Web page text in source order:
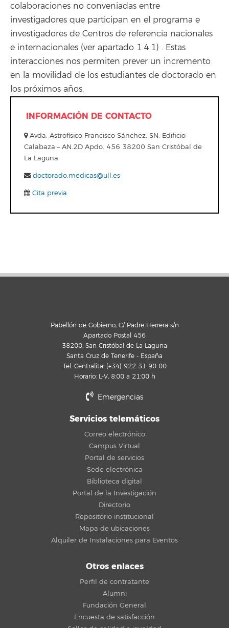
colaboraciones no conveniadas entre
investigadores que participan en el programa e
investigadores de Centros de referencia nacionales
e internacionales (ver apartado 1.4.1) . Estas
interacciones nos permiten prever un incremento
en la movilidad de los estudiantes de doctorado en
los próximos años.
INFORMACIÓN DE CONTACTO
Avda. Astrofísico Francisco Sánchez, SN. Edificio
Calabaza – AN.2D Apdo. 456 38200 San Cristóbal de
La Laguna
doctorado.medicas@ull.es
Cita previa
Pabellón de Gobierno, C/ Padre Herrera s/n
Apartado Postal 456
38200, San Cristóbal de La Laguna
Santa Cruz de Tenerife - España
Tel. Centralita: (+34) 922 31 90 00
Horario: L-V, 8:00 a 21:00 h
Emergencias
Servicios telemáticos
Correo electrónico
Campus Virtual
Portal de servicios
Sede electrónica
Biblioteca digital
Portal de la Investigación
Directorio
Repositorio institucional
Mapa de ubicaciones
Alquiler de Instalaciones para Eventos
Otros enlaces
Perfil de contratante
Alumni
Fundación General
Encuesta de satisfacción